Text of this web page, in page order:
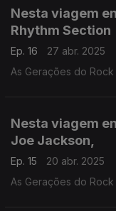
Nesta viagem
Rhythm Section
Ep. 16
27 abr. 2025
As Gerações do
Nesta viagem
Joe Jackson,
Ep. 15
20 abr. 2025
As Gerações do